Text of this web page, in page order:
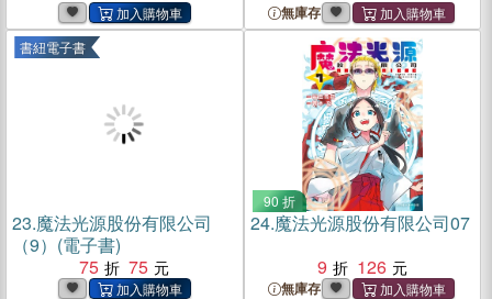
無庫存
書紐電子書
23.魔法光源股份有限公司
（9）(電子書)
75
75
90 折
24.魔法光源股份有限公司07
9
126
無庫存